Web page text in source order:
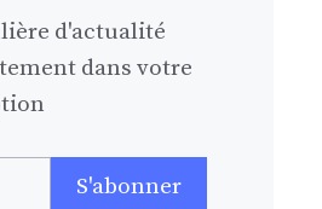
d'actualité
dans votre